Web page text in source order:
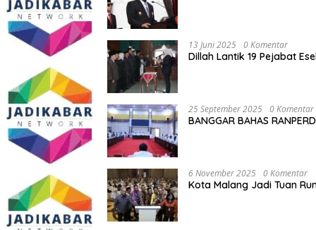
13 Juni 2025 0 Komentar
Dillah Lantik 19 Pejabat
25 September 2025 0 Komentar
BANGGAR BAHAS
6 November 2025 0 Komentar
Kota Malang Jadi Tuan